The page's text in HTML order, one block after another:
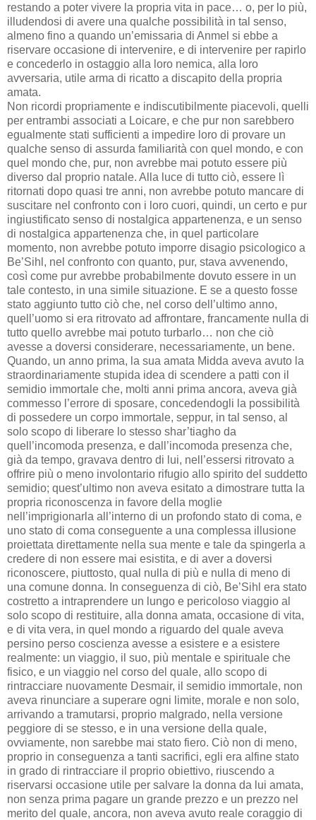
restando a poter vivere la propria vita in pace… o, per lo più,
illudendosi di avere una qualche possibilità in tal senso,
almeno fino a quando un’emissaria di Anmel si ebbe a
riservare occasione di intervenire, e di intervenire per rapirlo
e concederlo in ostaggio alla loro nemica, alla loro
avversaria, utile arma di ricatto a discapito della propria
amata.
Non ricordi propriamente e indiscutibilmente piacevoli, quelli
per entrambi associati a Loicare, e che pur non sarebbero
egualmente stati sufficienti a impedire loro di provare un
qualche senso di assurda familiarità con quel mondo, e con
quel mondo che, pur, non avrebbe mai potuto essere più
diverso dal proprio natale. Alla luce di tutto ciò, essere lì
ritornati dopo quasi tre anni, non avrebbe potuto mancare di
suscitare nel confronto con i loro cuori, quindi, un certo e pur
ingiustificato senso di nostalgica appartenenza, e un senso
di nostalgica appartenenza che, in quel particolare
momento, non avrebbe potuto imporre disagio psicologico a
Be’Sihl, nel confronto con quanto, pur, stava avvenendo,
così come pur avrebbe probabilmente dovuto essere in un
tale contesto, in una simile situazione. E se a questo fosse
stato aggiunto tutto ciò che, nel corso dell’ultimo anno,
quell’uomo si era ritrovato ad affrontare, francamente nulla di
tutto quello avrebbe mai potuto turbarlo… non che ciò
avesse a doversi considerare, necessariamente, un bene.
Quando, un anno prima, la sua amata Midda aveva avuto la
straordinariamente stupida idea di scendere a patti con il
semidio immortale che, molti anni prima ancora, aveva già
commesso l’errore di sposare, concedendogli la possibilità
di possedere un corpo immortale, seppur, in tal senso, al
solo scopo di liberare lo stesso shar’tiagho da
quell’incomoda presenza, e dall’incomoda presenza che,
già da tempo, gravava dentro di lui, nell’essersi ritrovato a
offrire più o meno involontario rifugio allo spirito del suddetto
semidio; quest’ultimo non aveva esitato a dimostrare tutta la
propria riconoscenza in favore della moglie
nell’imprigionarla all’interno di un profondo stato di coma, e
uno stato di coma conseguente a una complessa illusione
proiettata direttamente nella sua mente e tale da spingerla a
credere di non essere mai esistita, e di aver a doversi
riconoscere, piuttosto, qual nulla di più e nulla di meno di
una comune donna. In conseguenza di ciò, Be’Sihl era stato
costretto a intraprendere un lungo e pericoloso viaggio al
solo scopo di restituire, alla donna amata, occasione di vita,
e di vita vera, in quel mondo a riguardo del quale aveva
persino perso coscienza avesse a esistere e a esistere
realmente: un viaggio, il suo, più mentale e spirituale che
fisico, e un viaggio nel corso del quale, allo scopo di
rintracciare nuovamente Desmair, il semidio immortale, non
aveva rinunciare a superare ogni limite, morale e non solo,
arrivando a tramutarsi, proprio malgrado, nella versione
peggiore di se stesso, e in una versione della quale,
ovviamente, non sarebbe mai stato fiero. Ciò non di meno,
proprio in conseguenza a tanti sacrifici, egli era alfine stato
in grado di rintracciare il proprio obiettivo, riuscendo a
riservarsi occasione utile per salvare la donna da lui amata,
non senza prima pagare un grande prezzo e un prezzo nel
merito del quale, ancora, non aveva avuto reale coraggio di